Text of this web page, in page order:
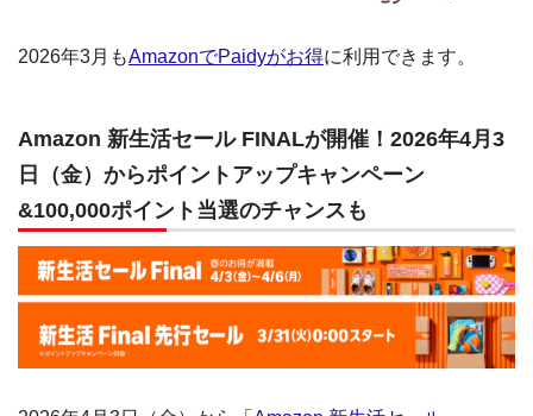
2026年3月もAmazonでPaidyがお得に利用できます。
Amazon 新生活セール FINALが開催！2026年4月3
日（金）からポイントアップキャンペーン
&100,000ポイント当選のチャンスも